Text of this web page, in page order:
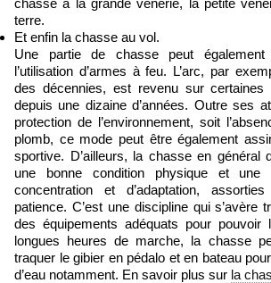
chasse à la grande vénerie, la petite
terre.
Et enfin la chasse au vol.
Une partie de chasse peut
l’utilisation d’armes à feu. L’arc, par
des décennies, est revenu sur
depuis une dizaine d’années. Outre ses
protection de l’environnement, soit
plomb, ce mode peut être également
sportive. D’ailleurs, la chasse en général
une bonne condition physique et une
concentration et d’adaptation,
patience. C’est une discipline qui s’avère
des équipements adéquats pour pouvoir
longues heures de marche, la chasse
traquer le gibier en pédalo et en bateau
d’eau notamment. En savoir plus sur la